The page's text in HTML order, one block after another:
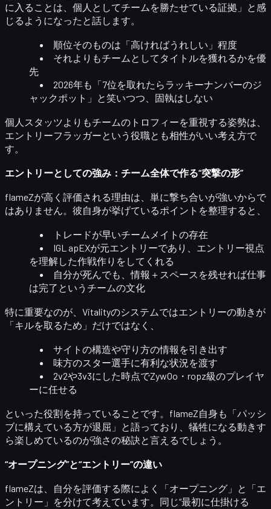
に入ることは、個人としてチームを勝たせている証拠」と感
じるようになったと話します。
順位そのものは「高ければうれしい」程度
それよりもチームとしてタイトルを獲れるかを優
先
2026年も「7位を取れたらラッキーナンバーのジ
ャックポット」と笑いつつ、固執はしない
個人スタッツよりもチームのトロフィーを重視する姿勢は、
エントリーフラッガーという役職とも相性がいい考え方で
す。
エントリーとしての強み：チーム全体で作る“突撃の形”
flameZが高く評価される理由は、単に撃ち合いが強いからで
はありません。彼自身が挙げているポイントを整理すると、
トレードが早いチームメイト の存在
IGL apEXが元エントリーであり、 エントリー視点
を理解した作戦作り をしてくれる
自分が死んでも、情報＋スペース を残せれば仕事
は完了というチームの文化
特に重要なのが、Vitalityのシステムではエントリーの動きが
「キルを取るため」だけではなく、
サイトの構造や守り方の情報を引き出す
味方のスター選手に有利な状況を渡す
2v2や3v3にした時点でZywOo・ropz級のプレイヤ
ーに任せる
といった役割を持っていることです。flameZ自身も「パッシ
ブに構えている方が退屈」と語っており、犠牲になる動きす
ら楽しめているのが強さの秘訣と言えるでしょう。
“オープニング”と“エントリー”の違い
flameZは、自分を評価する際によく
「オープニング」と「エ
ントリー」を分けて考えています。同じ“最初に仕掛ける